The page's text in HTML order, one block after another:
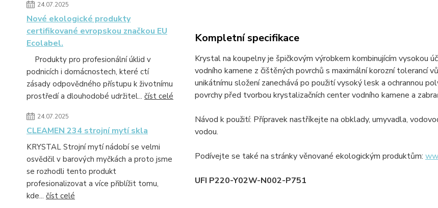
24.07.2025
Nové ekologické produkty
certifikované evropskou značkou EU
Ecolabel.
Produkty pro profesionální úklid v
podnicích i domácnostech, které ctí
zásady odpovědného přístupu k životnímu
prostředí a dlouhodobé udržitel... číst celé
24.07.2025
CLEAMEN 234 strojní mytí skla
KRYSTAL Strojní mytí nádobí se velmi
osvědčil v barových myčkách a proto jsme
se rozhodli tento produkt
profesionalizovat a více přiblížit tomu,
kde... číst celé
Kompletní specifikace
Krystal na koupelny je špičkovým výrobkem kombinujícím
vodního kamene z čištěných povrchů s maximální korozní tolerancí
unikátnímu složení zanechává po použití vysoký lesk a ochrannou
povrchy před tvorbou krystalizačních center vodního kamene a
Návod k použití: Přípravek nastříkejte na obklady, umyvadla,
vodou.​
Podívejte se také na stránky věnované ekologickým produktům:
UFI P220-Y02W-N002-P751